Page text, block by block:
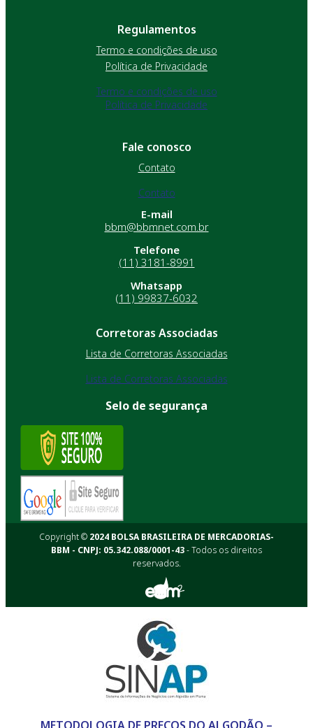
Regulamentos
Termo e condições de uso
Política de Privacidade
Termo e condições de uso
Política de Privacidade
Fale conosco
Contato
Contato
E-mail
bbm@bbmnet.com.br
Telefone
(11) 3181-8991
Whatsapp
(11) 99837-6032
Corretoras Associadas
Lista de Corretoras Associadas
Lista de Corretoras Associadas
Selo de segurança
Copyright © 2024 BOLSA BRASILEIRA DE MERCADORIAS-
BBM - CNPJ: 05.342.088/0001-43- Todos os direitos
reservados.